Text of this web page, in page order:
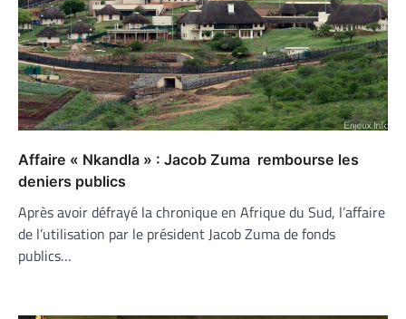
Affaire « Nkandla » : Jacob Zuma rembourse les
deniers publics
Après avoir défrayé la chronique en Afrique du Sud, l’affaire
de l’utilisation par le président Jacob Zuma de fonds
publics…